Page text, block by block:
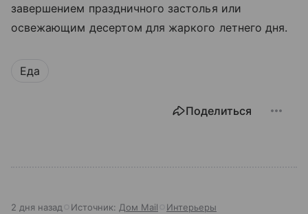
завершением праздничного застолья или
освежающим десертом для жаркого летнего дня.
Еда
Поделиться
2 дня назад Источник: Дом Mail Интерьеры